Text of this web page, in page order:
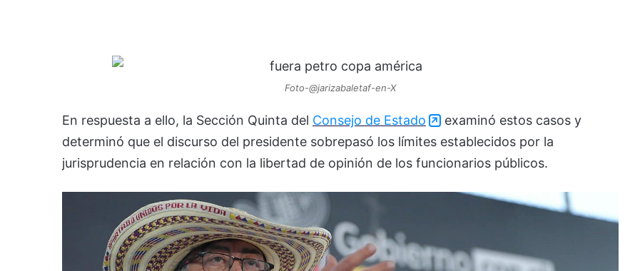
Foto-@jarizabaletaf-en-X
En respuesta a ello, la Sección Quinta del Consejo de Estado
examinó estos casos y
determinó que el discurso del presidente sobrepasó los límites establecidos por la
jurisprudencia en relación con la libertad de opinión de los funcionarios públicos.